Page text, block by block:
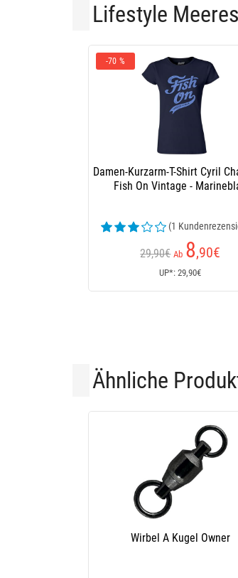
Lifestyle
-70 %
Damen-Kurzarm-T-Shirt Cyril
Fish On Vintage -
(1
29,90€ Ab 8,90€
UP*: 29,90€
Ähnliche
Wirbel Vmc Crane Swivel